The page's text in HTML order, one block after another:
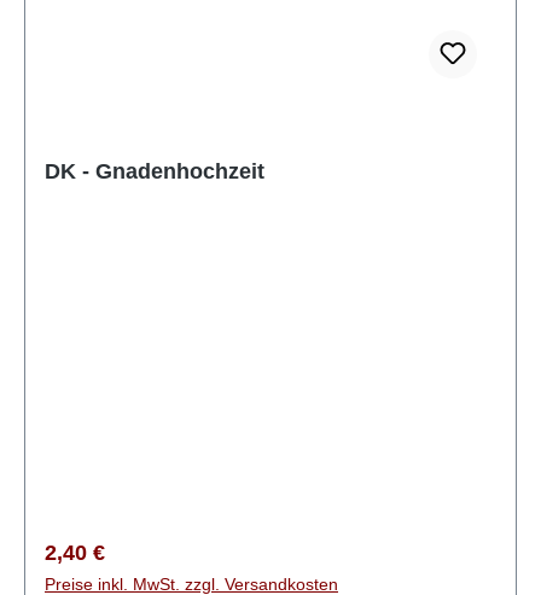
DK - Gnadenhochzeit
Regulärer Preis:
2,40 €
Preise inkl. MwSt. zzgl. Versandkosten